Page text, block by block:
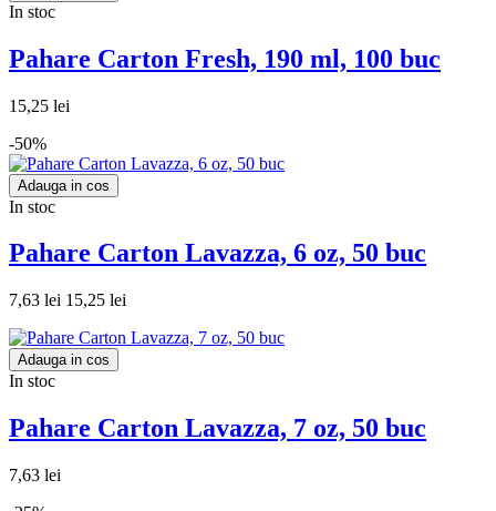
In stoc
Pahare Carton Fresh, 190 ml, 100 buc
15,25 lei
-50%
Adauga in cos
In stoc
Pahare Carton Lavazza, 6 oz, 50 buc
7,63 lei 15,25 lei
Adauga in cos
In stoc
Pahare Carton Lavazza, 7 oz, 50 buc
7,63 lei